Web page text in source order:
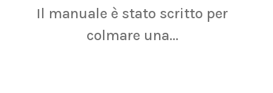
Il manuale è stato scritto per
colmare una...